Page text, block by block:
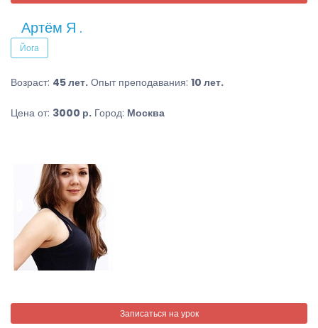
Артём Я .
Йога
Возраст: 45 лет. Опыт преподавания: 10 лет.
Цена от: 3000 р. Город: Москва
Записаться на урок